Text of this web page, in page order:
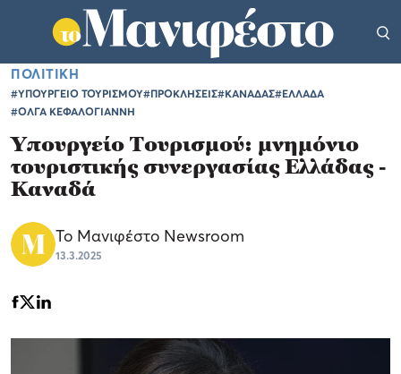
ΠΟΛΙΤΙΚΗ
#ΥΠΟΥΡΓΕΙΟ ΤΟΥΡΙΣΜΟΥ#ΠΡΟΚΛΗΣΕΙΣ#ΚΑΝΑΔΑΣ#ΕΛΛΑΔΑ
#ΟΛΓΑ ΚΕΦΑΛΟΓΙΑΝΝΗ
Yπουργείο Τουρισμού: μνημόνιο
τουριστικής συνεργασίας Ελλάδας -
Καναδά
Το Μανιφέστο Newsroom
13.3.2025